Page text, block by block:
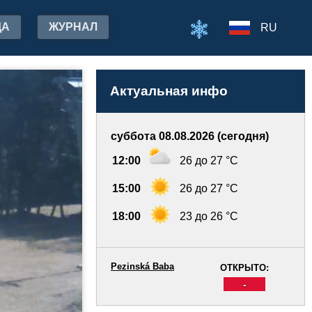
ЖУРНАЛ RU
Актуальная инфо
суббота 08.08.2026 (сегодня)
12:00 26 до 27 °C
15:00 26 до 27 °C
18:00 23 до 26 °C
ОТКРЫТО:
-
Pezinská Baba